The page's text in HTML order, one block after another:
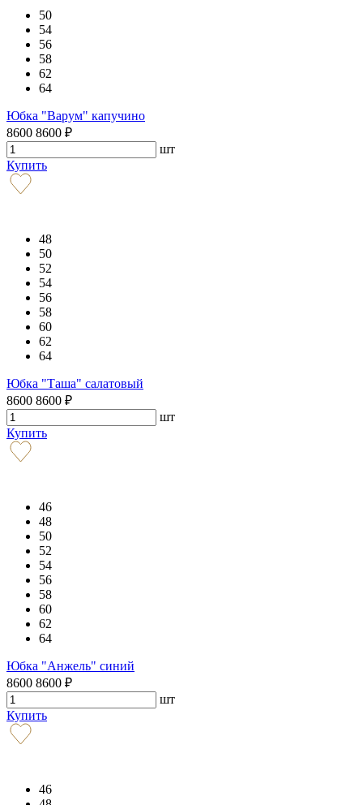
50
54
56
58
62
64
Юбка "Варум" капучино
8600 8600 ₽
шт
Купить
48
50
52
54
56
58
60
62
64
Юбка "Таша" салатовый
8600 8600 ₽
шт
Купить
46
48
50
52
54
56
58
60
62
64
Юбка "Анжель" синий
8600 8600 ₽
шт
Купить
46